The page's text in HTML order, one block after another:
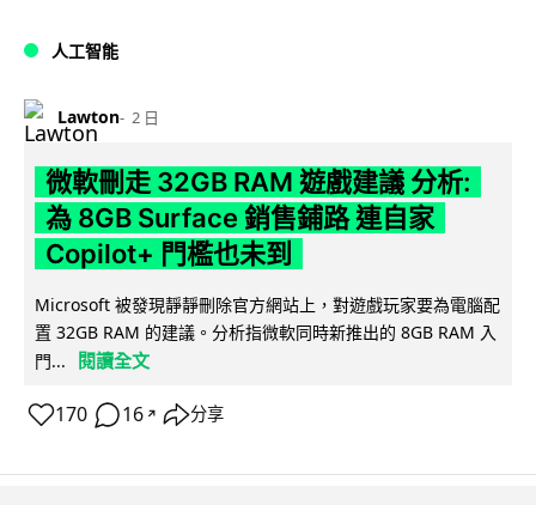
人工智能
Lawton 2 日
微軟刪走 32GB RAM 遊戲建議 分析:
為 8GB Surface 銷售鋪路 連自家
Copilot+ 門檻也未到
Microsoft 被發現靜靜刪除官方網站上，對遊戲玩家要為電腦配
置 32GB RAM 的建議。分析指微軟同時新推出的 8GB RAM 入
門...
閱讀全文
170 16 ↗ 分享